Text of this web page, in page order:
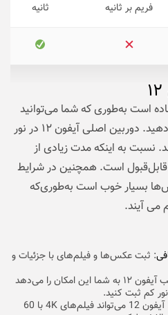
فریم بر ثانیه
ثانیه
است به‌طوری که شما می‌توانید
به‌راحتی حالت‌های آن را تغییر دهید. دوربین اصلی آیفون ۱۲ در نور
نسبت به اینکه مدت زیادی از
است. همچنین در شرایط
بسیار خوب است به‌طوری‌که
می‌ آیند.
: ثبت عکس‌ها و فیلم‌های با جزئیات و
: حالت شب آیفون ۱۲ به شما این امکان را می‌دهد
کم ثبت کنید.
: آیفون 12 می‌تواند فیلم‌های 4K با 60